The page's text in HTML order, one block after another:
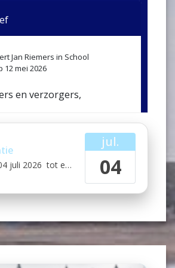
Jan Riemers in School
12 mei 2026
en verzorgers,
mei 2026.pdf
April 2026
juli 2026 tot en met zondag 16 augustus
jul.
04